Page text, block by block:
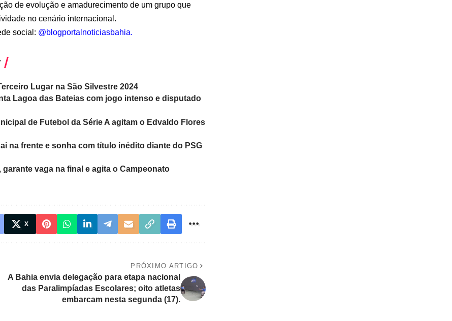
de evolução e amadurecimento de um grupo que
no cenário internacional.
social: @blogportalnoticiasbahia.
Lugar na São Silvestre 2024
Lagoa das Bateias com jogo intenso e disputado
de Futebol da Série A agitam o Edvaldo Flores
na frente e sonha com título inédito diante do PSG
vaga na final e agita o Campeonato
X
PRÓXIMO ARTIGO
A Bahia envia delegação para etapa nacional
das Paralimpíadas Escolares; oito atletas
embarcam nesta segunda (17).